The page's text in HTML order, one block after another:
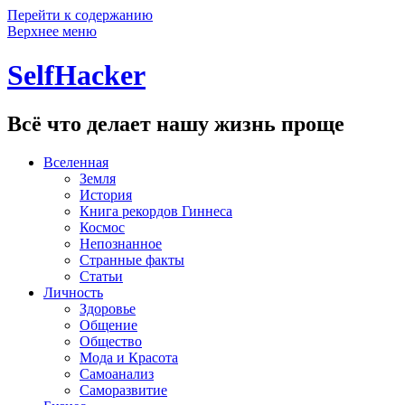
Перейти к содержанию
Верхнее меню
SelfHacker
Всё что делает нашу жизнь проще
Вселенная
Земля
История
Книга рекордов Гиннеса
Космос
Непознанное
Странные факты
Статьи
Личность
Здоровье
Общение
Общество
Мода и Красота
Самоанализ
Саморазвитие